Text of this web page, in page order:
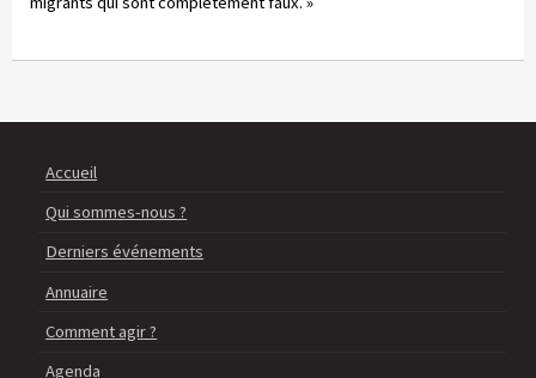
Accueil
Qui sommes-nous ?
Derniers événements
Annuaire
Comment agir ?
Agenda